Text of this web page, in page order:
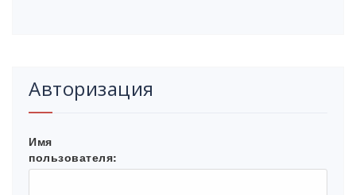
Авторизация
Имя
пользователя: